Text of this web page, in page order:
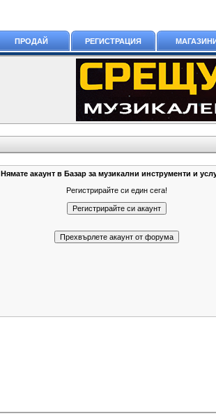
ПРОДАЙ РЕГИСТРАЦИЯ
Нямате акаунт в Базар за музикални инструменти и
Регистрирайте си един сега!